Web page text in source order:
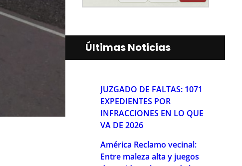
Últimas Noticias
JUZGADO DE FALTAS: 1071
EXPEDIENTES POR
INFRACCIONES EN LO QUE
VA DE 2026
América Reclamo vecinal:
Entre maleza alta y juegos